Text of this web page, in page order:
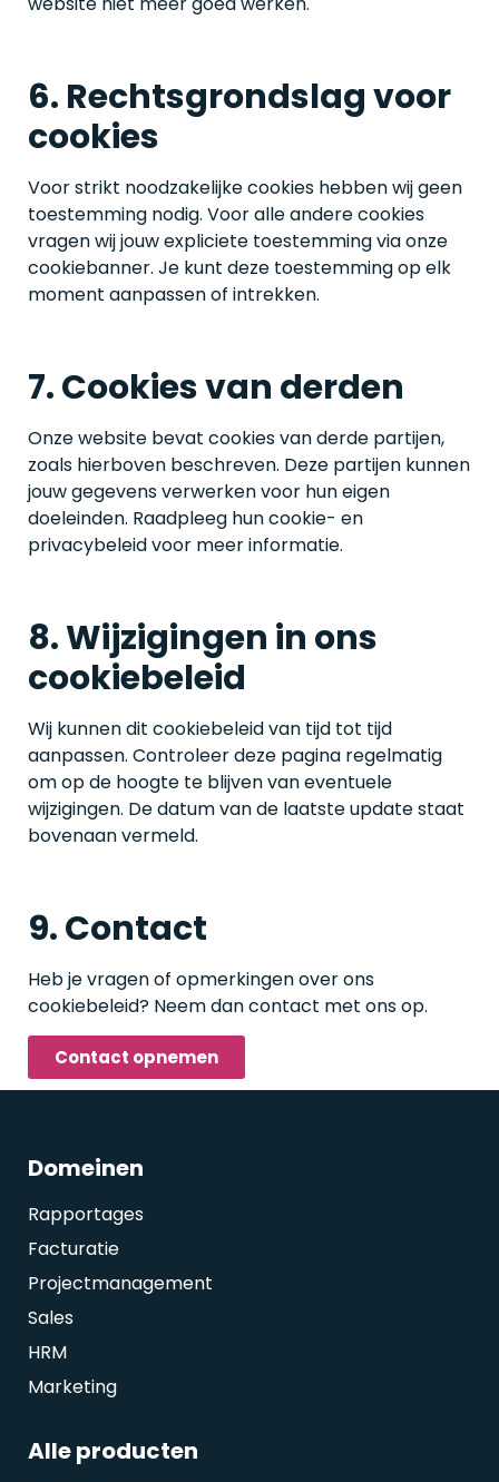
6. Rechtsgrondslag voor
cookies
Voor strikt noodzakelijke cookies hebben wij geen
toestemming nodig. Voor alle andere cookies
vragen wij jouw expliciete toestemming via onze
cookiebanner. Je kunt deze toestemming op elk
moment aanpassen of intrekken.
7. Cookies van derden
Onze website bevat cookies van derde partijen,
zoals hierboven beschreven. Deze partijen kunnen
jouw gegevens verwerken voor hun eigen
doeleinden. Raadpleeg hun cookie- en
privacybeleid voor meer informatie.
8. Wijzigingen in ons
cookiebeleid
Wij kunnen dit cookiebeleid van tijd tot tijd
aanpassen. Controleer deze pagina regelmatig
om op de hoogte te blijven van eventuele
wijzigingen. De datum van de laatste update staat
bovenaan vermeld.
9. Contact
Heb je vragen of opmerkingen over ons
cookiebeleid? Neem dan contact met ons op.
Contact opnemen
Domeinen
Rapportages
Facturatie
Projectmanagement
Sales
HRM
Marketing
Alle producten